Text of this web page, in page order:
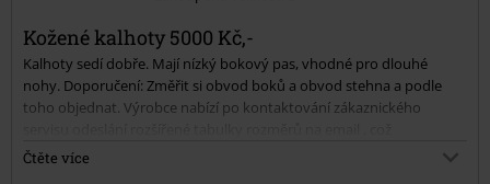
Odeslat komentář
Kožené kalhoty 5000 Kč,-
Kalhoty sedí dobře. Mají nízký bokový pas, vhodné pro dlouhé
nohy. Doporučení: Změřit si obvod boků a obvod stehna a podle
toho objednat. Výrobce nabízí po kontaktování zákaznického
doporučuji. Boky sedí naprosto těsně. Pozor, nebojte se prvního
Čtěte více